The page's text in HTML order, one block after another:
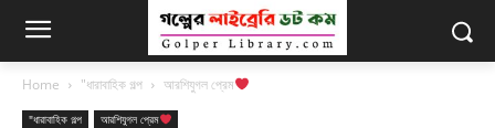
Home "ধারাবাহিক গল্প আরশিযুগল প্রেম
"ধারাবাহিক গল্প আরশিযুগল প্রেম